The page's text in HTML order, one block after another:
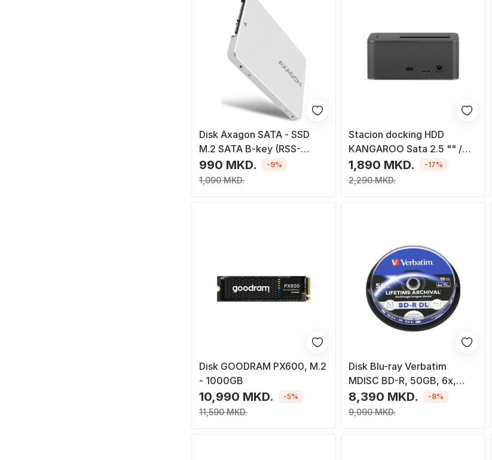
Disk Axagon SATA - SSD
M.2 SATA B-key (RSS-
M2SD), 2.5''
990 MKD.
1,090 MKD.
-9%
Stacion docking HDD
KANGAROO Sata 2.5 "" /
3.5 "HDD , USB 3.0 +
furnizimi me energji
1,890 MKD.
2,290 MKD.
-17%
Disk GOODRAM PX600, M.2
- 1000GB
10,990 MKD.
11,590 MKD.
-5%
Disk Blu-ray Verbatim
MDISC BD-R, 50GB, 6x,
printable, paketa 10 copë
8,390 MKD.
9,090 MKD.
-8%